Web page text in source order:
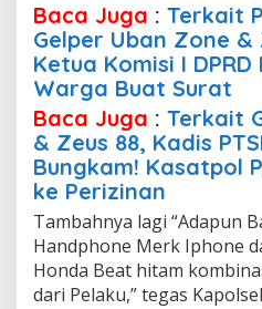
Baca Juga : Terkait
Gelper Uban Zone &
Ketua Komisi I
Warga Buat Surat
Baca Juga : Terkait
& Zeus 88, Kadis
Bungkam! Kasatpol
ke Perizinan
Tambahnya lagi “Adapun
Handphone Merk Iphone
Honda Beat hitam
dari Pelaku,” tegas